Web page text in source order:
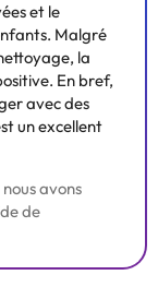
et le
Malgré
la
En bref,
avec des
un excellent
avons
de